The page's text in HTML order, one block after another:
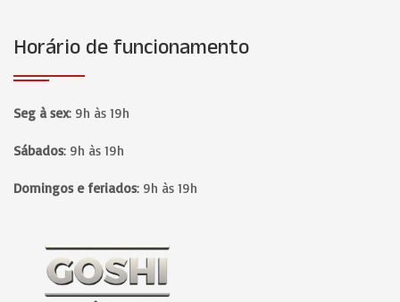
Horário de funcionamento
Seg à sex: 9h às 19h
Sábados: 9h às 19h
Domingos e feriados: 9h às 19h
Página inicial